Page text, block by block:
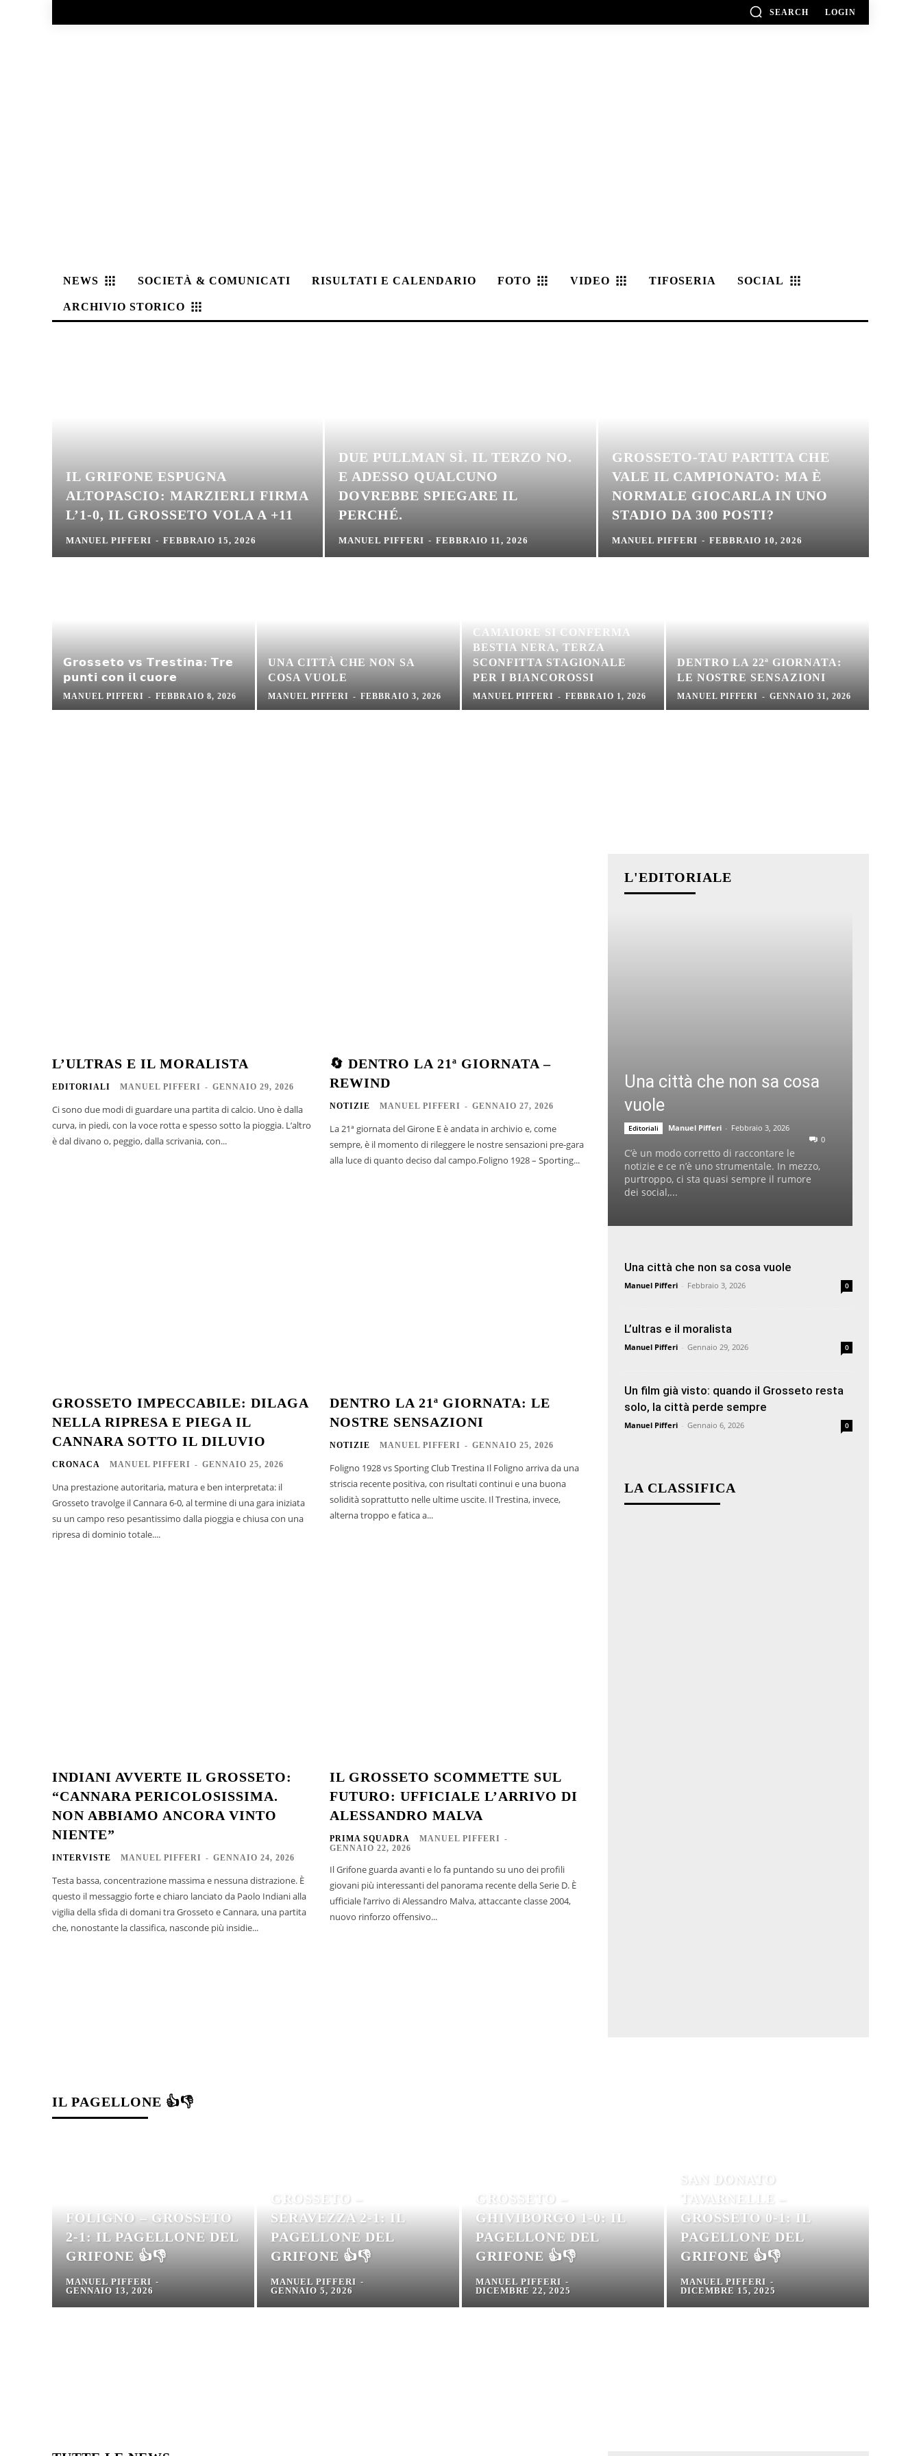
SEARCH LOGIN
NEWS SOCIETÀ & COMUNICATI RISULTATI E CALENDARIO FOTO VIDEO TIFOSERIA SOCIAL
ARCHIVIO STORICO
IL GRIFONE ESPUGNA
ALTOPASCIO: MARZIERLI FIRMA
L’1-0, IL GROSSETO VOLA A +11
MANUEL PIFFERI - FEBBRAIO 15, 2026
DUE PULLMAN SÌ. IL TERZO NO.
E ADESSO QUALCUNO
DOVREBBE SPIEGARE IL
PERCHÉ.
MANUEL PIFFERI - FEBBRAIO 11, 2026
GROSSETO-TAU PARTITA CHE
VALE IL CAMPIONATO: MA È
NORMALE GIOCARLA IN UNO
STADIO DA 300 POSTI?
MANUEL PIFFERI - FEBBRAIO 10, 2026
𝗚𝗿𝗼𝘀𝘀𝗲𝘁𝗼 𝘃𝘀 𝗧𝗿𝗲𝘀𝘁𝗶𝗻𝗮: 𝗧𝗿𝗲
𝗽𝘂𝗻𝘁𝗶 𝗰𝗼𝗻 𝗶𝗹 𝗰𝘂𝗼𝗿𝗲
MANUEL PIFFERI - FEBBRAIO 8, 2026
UNA CITTÀ CHE NON SA
COSA VUOLE
MANUEL PIFFERI - FEBBRAIO 3, 2026
CAMAIORE SI CONFERMA
BESTIA NERA, TERZA
SCONFITTA STAGIONALE
PER I BIANCOROSSI
MANUEL PIFFERI - FEBBRAIO 1, 2026
DENTRO LA 22ª GIORNATA:
LE NOSTRE SENSAZIONI
MANUEL PIFFERI - GENNAIO 31, 2026
L’ULTRAS E IL MORALISTA
EDITORIALI MANUEL PIFFERI - GENNAIO 29, 2026
Ci sono due modi di guardare una partita di calcio. Uno è dalla
curva, in piedi, con la voce rotta e spesso sotto la pioggia. L’altro
è dal divano o, peggio, dalla scrivania, con...
🔄 DENTRO LA 21ª GIORNATA –
REWIND
NOTIZIE MANUEL PIFFERI - GENNAIO 27, 2026
La 21ª giornata del Girone E è andata in archivio e, come
sempre, è il momento di rileggere le nostre sensazioni pre-gara
alla luce di quanto deciso dal campo.Foligno 1928 – Sporting...
GROSSETO IMPECCABILE: DILAGA
NELLA RIPRESA E PIEGA IL
CANNARA SOTTO IL DILUVIO
CRONACA MANUEL PIFFERI - GENNAIO 25, 2026
Una prestazione autoritaria, matura e ben interpretata: il
Grosseto travolge il Cannara 6-0, al termine di una gara iniziata
su un campo reso pesantissimo dalla pioggia e chiusa con una
ripresa di dominio totale....
DENTRO LA 21ª GIORNATA: LE
NOSTRE SENSAZIONI
NOTIZIE MANUEL PIFFERI - GENNAIO 25, 2026
Foligno 1928 vs Sporting Club Trestina Il Foligno arriva da una
striscia recente positiva, con risultati continui e una buona
solidità soprattutto nelle ultime uscite. Il Trestina, invece,
alterna troppo e fatica a...
INDIANI AVVERTE IL GROSSETO:
“CANNARA PERICOLOSISSIMA.
NON ABBIAMO ANCORA VINTO
NIENTE”
INTERVISTE MANUEL PIFFERI - GENNAIO 24, 2026
Testa bassa, concentrazione massima e nessuna distrazione. È
questo il messaggio forte e chiaro lanciato da Paolo Indiani alla
vigilia della sfida di domani tra Grosseto e Cannara, una partita
che, nonostante la classifica, nasconde più insidie...
IL GROSSETO SCOMMETTE SUL
FUTURO: UFFICIALE L’ARRIVO DI
ALESSANDRO MALVA
PRIMA SQUADRA MANUEL PIFFERI -
GENNAIO 22, 2026
Il Grifone guarda avanti e lo fa puntando su uno dei profili
giovani più interessanti del panorama recente della Serie D. È
ufficiale l’arrivo di Alessandro Malva, attaccante classe 2004,
nuovo rinforzo offensivo...
L'EDITORIALE
Una città che non sa cosa
vuole
Editoriali Manuel Pifferi - Febbraio 3, 2026
0
C’è un modo corretto di raccontare le
notizie e ce n’è uno strumentale. In mezzo,
purtroppo, ci sta quasi sempre il rumore
dei social,...
Una città che non sa cosa vuole
Manuel Pifferi - Febbraio 3, 2026 0
L’ultras e il moralista
Manuel Pifferi - Gennaio 29, 2026 0
Un film già visto: quando il Grosseto resta
solo, la città perde sempre
Manuel Pifferi - Gennaio 6, 2026 0
LA CLASSIFICA
IL PAGELLONE 👍👎
FOLIGNO – GROSSETO
2-1: IL PAGELLONE DEL
GRIFONE 👍👎
MANUEL PIFFERI -
GENNAIO 13, 2026
GROSSETO –
SERAVEZZA 2-1: IL
PAGELLONE DEL
GRIFONE 👍👎
MANUEL PIFFERI -
GENNAIO 5, 2026
GROSSETO –
GHIVIBORGO 1-0: IL
PAGELLONE DEL
GRIFONE 👍👎
MANUEL PIFFERI -
DICEMBRE 22, 2025
SAN DONATO
TAVARNELLE –
GROSSETO 0-1: IL
PAGELLONE DEL
GRIFONE 👍👎
MANUEL PIFFERI -
DICEMBRE 15, 2025